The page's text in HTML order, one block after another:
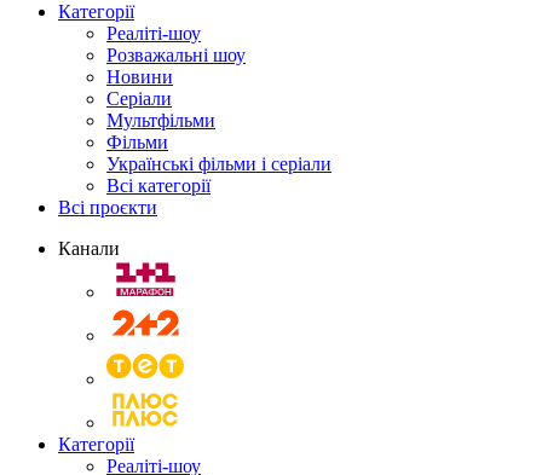
Категорії
Реаліті-шоу
Розважальні шоу
Новини
Серіали
Мультфільми
Фільми
Українські фільми і серіали
Всі категорії
Всі проєкти
Канали
Категорії
Реаліті-шоу